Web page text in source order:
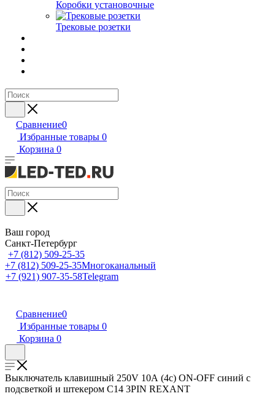
Коробки установочные
Трековые розетки
Сравнение0
Избранные товары 0
Корзина 0
Ваш город
Санкт-Петербург
+7 (812) 509-25-35
+7 (812) 509-25-35Многоканальный
+7 (921) 907-35-58Telegram
Сравнение0
Избранные товары 0
Корзина 0
Выключатель клавишный 250V 10А (4с) ON-OFF синий с
подсветкой и штекером C14 3PIN REXANT